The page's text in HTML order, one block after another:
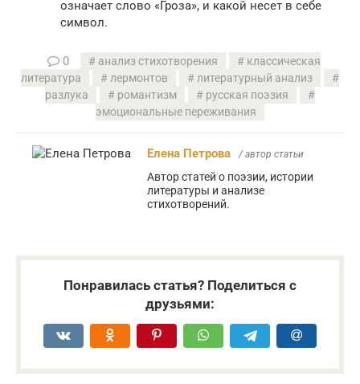
означает слово «Гроза», и какой несет в себе
символ.
0 анализ стихотворения
классическая
литература
лермонтов
литературный анализ
разлука
романтизм
русская поэзия
эмоциональные переживания
Елена Петрова / автор статьи
Автор статей о поэзии, истории
литературы и анализе
стихотворений.
Понравилась статья? Поделиться с
друзьями: